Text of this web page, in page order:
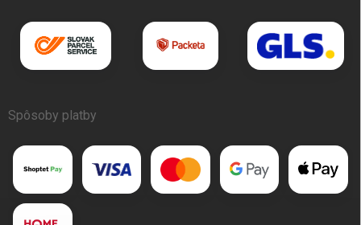
Spôsoby platby